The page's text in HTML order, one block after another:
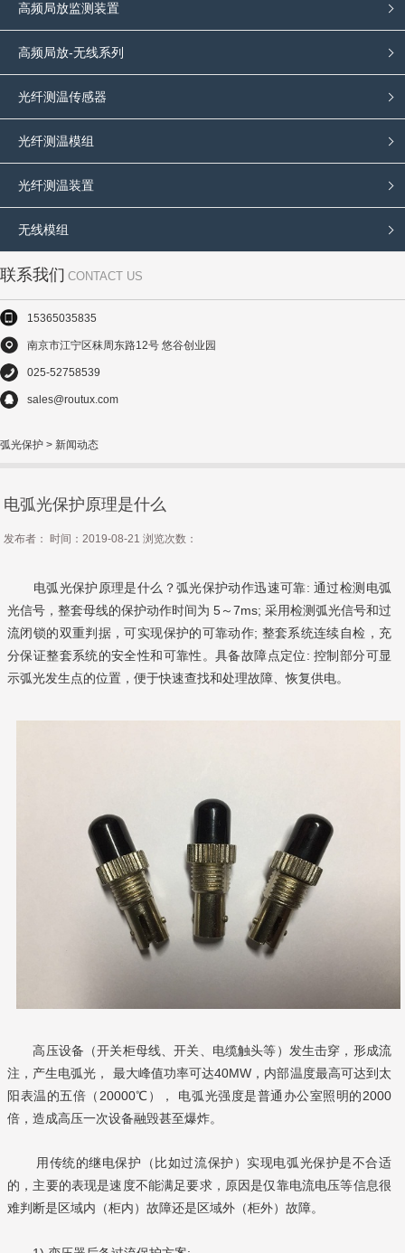
高频局放监测装置
高频局放-无线系列
光纤测温传感器
光纤测温模组
光纤测温装置
无线模组
联系我们 CONTACT US
15365035835
南京市江宁区秣周东路12号 悠谷创业园
025-52758539
sales@routux.com
弧光保护 > 新闻动态
电弧光保护原理是什么
发布者： 时间：2019-08-21 浏览次数：
电弧光保护原理是什么？弧光保护动作迅速可靠: 通过检测电弧
光信号，整套母线的保护动作时间为 5～7ms; 采用检测弧光信号和过
流闭锁的双重判据，可实现保护的可靠动作; 整套系统连续自检，充
分保证整套系统的安全性和可靠性。具备故障点定位: 控制部分可显
示弧光发生点的位置，便于快速查找和处理故障、恢复供电。
高压设备（开关柜母线、开关、电缆触头等）发生击穿，形成流
注，产生电弧光， 最大峰值功率可达40MW，内部温度最高可达到太
阳表温的五倍（20000℃）， 电弧光强度是普通办公室照明的2000
倍，造成高压一次设备融毁甚至爆炸。
用传统的继电保护（比如过流保护）实现电弧光保护是不合适
的，主要的表现是速度不能满足要求，原因是仅靠电流电压等信息很
难判断是区域内（柜内）故障还是区域外（柜外）故障。